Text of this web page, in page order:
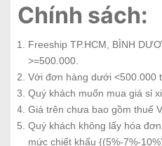
Chính sách:
Freeship TP.HCM, BÌNH
>=500.000.
Với đơn hàng dưới <500.000
Quý khách muốn mua giá sỉ
Giá trên chưa bao gồm thuế
Quý khách không lấy hóa
mức chiết khấu {(5%-7%-